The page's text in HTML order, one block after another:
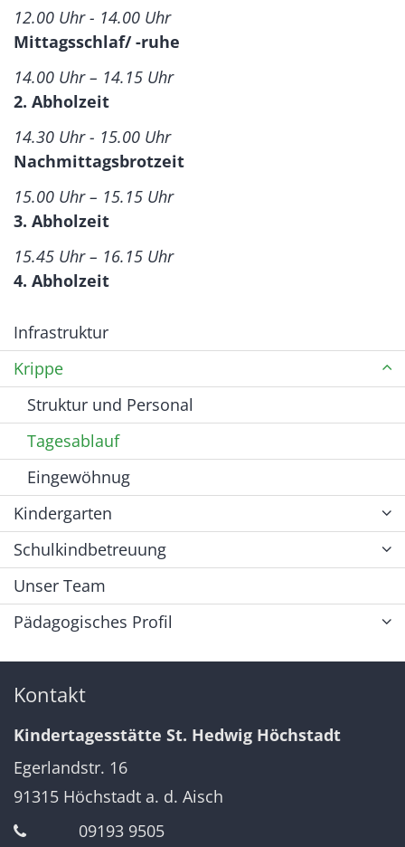
12.00 Uhr - 14.00 Uhr
Mittagsschlaf/ -ruhe
14.00 Uhr – 14.15 Uhr
2. Abholzeit
14.30 Uhr - 15.00 Uhr
Nachmittagsbrotzeit
15.00 Uhr – 15.15 Uhr
3. Abholzeit
15.45 Uhr – 16.15 Uhr
4. Abholzeit
Infrastruktur
Krippe
Struktur und Personal
Tagesablauf
Eingewöhnug
Kindergarten
Schulkindbetreuung
Unser Team
Pädagogisches Profil
Kontakt
Kindertagesstätte St. Hedwig Höchstadt
Egerlandstr. 16
91315 Höchstadt a. d. Aisch
09193 9505